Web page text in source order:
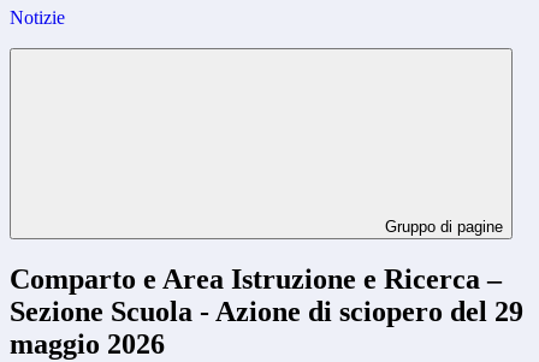
Notizie
Gruppo di pagine
Comparto e Area Istruzione e Ricerca –
Sezione Scuola - Azione di sciopero del 29
maggio 2026